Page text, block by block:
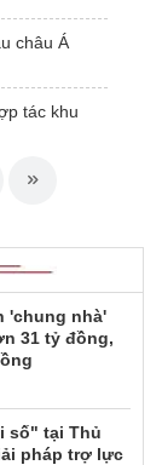
châu Á
tác khu
'chung nhà'
31 tỷ đồng,
số" tại Thủ
pháp trợ lực